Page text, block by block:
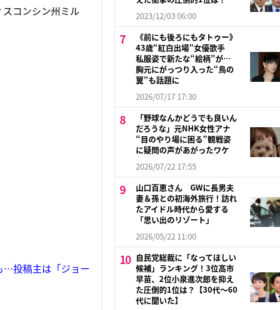
コンシン州ミル
…投稿主は「ジョー
2023/12/03 06:00
《前にも後ろにもタトゥー》
43歳“紅白出場”女優歌手
私服姿で新たな“絵柄”が…
胸元にがっつり入った“鳥の
翼”も話題に
2026/07/17 17:30
「野球なんかどうでも良いん
だろうな」元NHK女性アナ
“目のやり場に困る”観戦姿
に疑問の声があがったワケ
2026/07/22 17:55
山口百恵さん GWに長男夫
妻＆孫との初海外旅行！訪れ
たアイドル時代から愛する
「思い出のリゾート」
2026/05/22 11:00
自民党総裁に「なってほしい
候補」ランキング！3位高市
早苗、2位小泉進次郎を抑え
た圧倒的1位は？【30代〜60
代に聞いた】